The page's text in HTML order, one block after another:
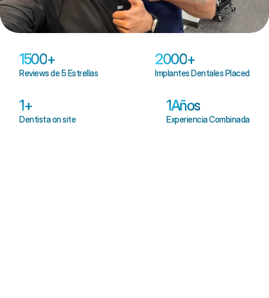
1500+
Reviews de 5 Estrellas
2000+
Implantes Dentales Placed
1+
Dentista on site
1Años
Experiencia Combinada